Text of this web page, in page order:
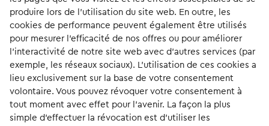
produire lors de l’utilisation du site web. En outre, les
cookies de performance peuvent également être utilisés
pour mesurer l’efficacité de nos offres ou pour améliorer
l’interactivité de notre site web avec d’autres services (par
exemple, les réseaux sociaux). L’utilisation de ces cookies a
lieu exclusivement sur la base de votre consentement
volontaire. Vous pouvez révoquer votre consentement à
tout moment avec effet pour l’avenir. La façon la plus
simple d'effectuer la révocation est d'utiliser les